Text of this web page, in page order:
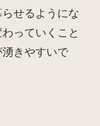
せるようにな
っていくこと
きやすいで